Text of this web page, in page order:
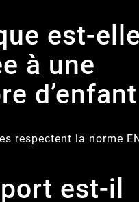
est-elle
à une
respectent la norme
est-il